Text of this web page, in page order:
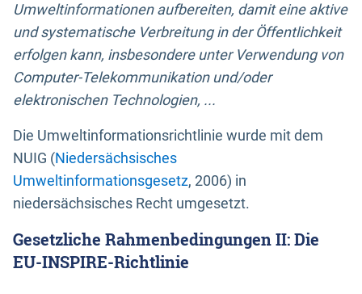
Umweltinformationen aufbereiten, damit eine aktive
und systematische Verbreitung in der Öffentlichkeit
erfolgen kann, insbesondere unter Verwendung von
Computer-Telekommunikation und/oder
elektronischen Technologien, ...
Die Umweltinformationsrichtlinie wurde mit dem
NUIG (Niedersächsisches
Umweltinformationsgesetz, 2006) in
niedersächsisches Recht umgesetzt.
Gesetzliche Rahmenbedingungen II: Die
EU-INSPIRE-Richtlinie